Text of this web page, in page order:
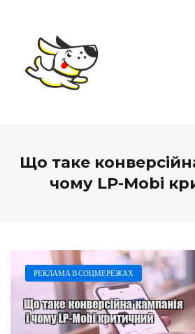
Що таке
чому LP-Mobi
РЕКЛАМА В СОЦМЕРЕЖАХ